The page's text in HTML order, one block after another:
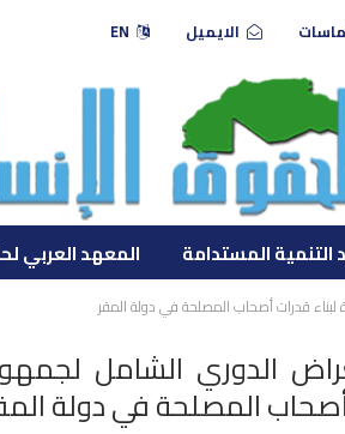
الايميل EN
التنمية المستدامة المعهد العربي
قدرات أصحاب المصلحة في دولة المقر
الدوري الشامل
المصلحة في دولة